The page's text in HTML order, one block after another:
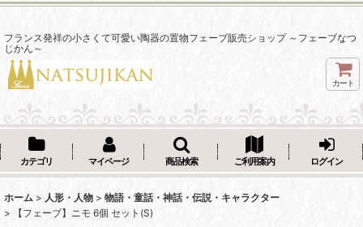
フランス発祥の小さくて可愛い陶器の置物フェーブ販売ショップ ～フェーブなつ
じかん～
カート
カテゴリ マイページ 商品検索 ご利用案内 ログイン
ホーム > 人形・人物 > 物語・童話・神話・伝説・キャラクター
>
【フェーブ】ニモ 6個 セット(S)